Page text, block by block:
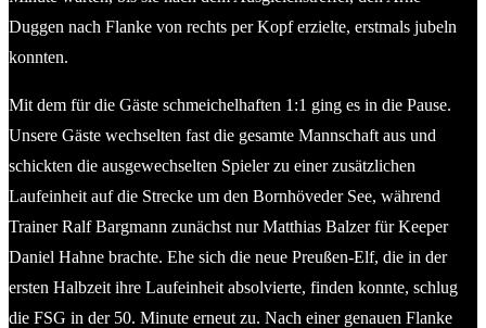
Duggen nach Flanke von rechts per Kopf erzielte, erstmals jubeln
konnten.
Mit dem für die Gäste schmeichelhaften 1:1 ging es in die Pause.
Unsere Gäste wechselten fast die gesamte Mannschaft aus und
schickten die ausgewechselten Spieler zu einer zusätzlichen
Laufeinheit auf die Strecke um den Bornhöveder See, während
Trainer Ralf Bargmann zunächst nur Matthias Balzer für Keeper
Daniel Hahne brachte. Ehe sich die neue Preußen-Elf, die in der
ersten Halbzeit ihre Laufeinheit absolvierte, finden konnte, schlug
die FSG in der 50. Minute erneut zu. Nach einer genauen Flanke